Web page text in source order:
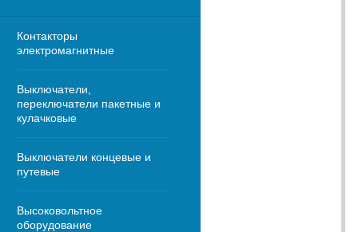
Контакторы
электромагнитные
Выключатели,
переключатели пакетные и
кулачковые
Выключатели концевые и
путевые
Высоковольтное
оборудование